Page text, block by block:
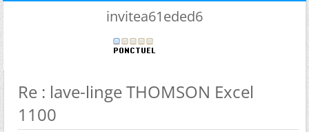
invitea61eded6
Re : lave-linge THOMSON Excel
1100